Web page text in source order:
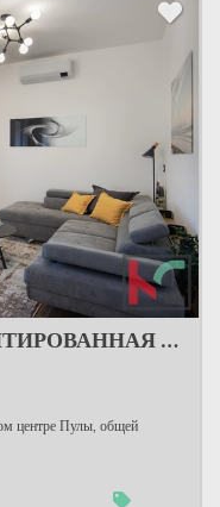
ПУЛА, ЦЕНТАР, ОТРЕМОНТИРОВАННАЯ КВАРТИРА 62,48 м2 2 СП+ДБ, #ПРОДАЖА
центре Пулы, общей